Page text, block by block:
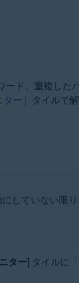
ド、重複した
ター］タイルで
にしていない限
ター] タイルに「